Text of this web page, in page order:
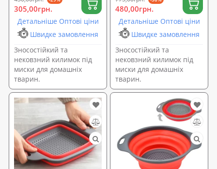
305,00грн.
Детальніше Оптові ціни
Швидке замовлення
Зносостійкий та
нековзний килимок під
миски для домашніх
тварин.
480,00грн.
Детальніше Оптові ціни
Швидке замовлення
Зносостійкий та
нековзний килимок під
миски для домашніх
тварин.